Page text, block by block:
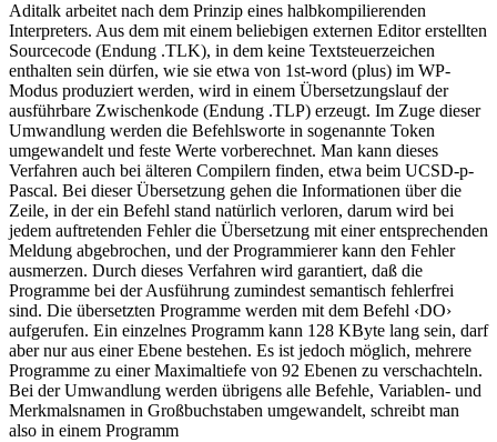
Aditalk arbeitet nach dem Prinzip eines halbkompilierenden
Interpreters. Aus dem mit einem beliebigen externen Editor erstellten
Sourcecode (Endung .TLK), in dem keine Textsteuerzeichen
enthalten sein dürfen, wie sie etwa von 1st-word (plus) im WP-
Modus produziert werden, wird in einem Übersetzungslauf der
ausführbare Zwischenkode (Endung .TLP) erzeugt. Im Zuge dieser
Umwandlung werden die Befehlsworte in sogenannte Token
umgewandelt und feste Werte vorberechnet. Man kann dieses
Verfahren auch bei älteren Compilern finden, etwa beim UCSD-p-
Pascal. Bei dieser Übersetzung gehen die Informationen über die
Zeile, in der ein Befehl stand natürlich verloren, darum wird bei
jedem auftretenden Fehler die Übersetzung mit einer entsprechenden
Meldung abgebrochen, und der Programmierer kann den Fehler
ausmerzen. Durch dieses Verfahren wird garantiert, daß die
Programme bei der Ausführung zumindest semantisch fehlerfrei
sind. Die übersetzten Programme werden mit dem Befehl ‹DO›
aufgerufen. Ein einzelnes Programm kann 128 KByte lang sein, darf
aber nur aus einer Ebene bestehen. Es ist jedoch möglich, mehrere
Programme zu einer Maximaltiefe von 92 Ebenen zu verschachteln.
Bei der Umwandlung werden übrigens alle Befehle, Variablen- und
Merkmalsnamen in Großbuchstaben umgewandelt, schreibt man
also in einem Programm